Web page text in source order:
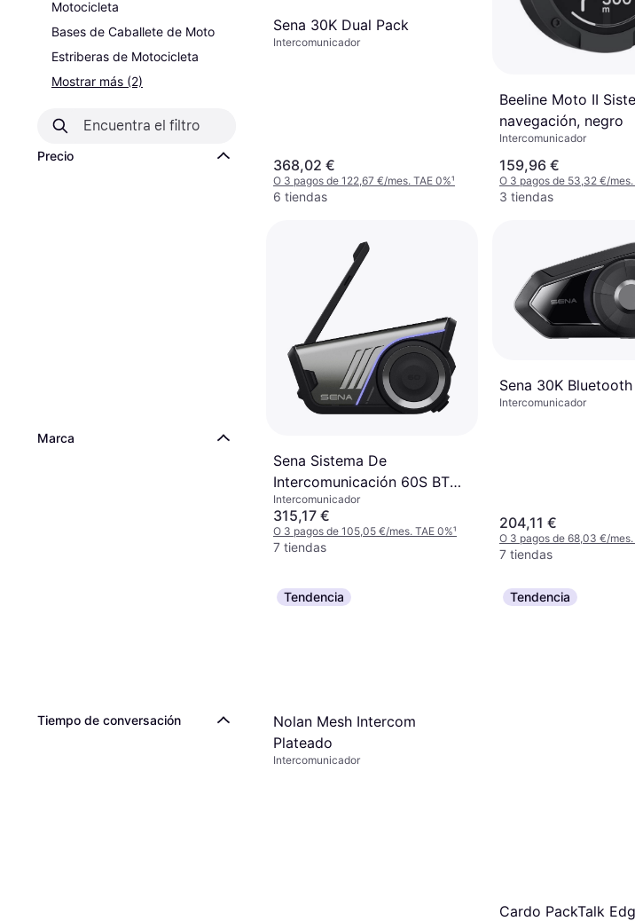
Motocicleta
Bases de Caballete de Moto
Estriberas de Motocicleta
Mostrar más (2)
Precio
Marca
Tiempo de conversación
Sena 30K Dual Pack
Intercomunicador
368,02 €
O 3 pagos de 122,67 €/mes. TAE 0%¹
6 tiendas
Beeline Moto II
navegación, negro
Intercomunicador
159,96 €
O 3 pagos de 53,32 €/mes.
3 tiendas
Sena Sistema De
Intercomunicación 60S BT
Mesh Pack - Negro
Intercomunicador
315,17 €
O 3 pagos de 105,05 €/mes. TAE 0%¹
7 tiendas
Sena 30K Bluetooth
Intercomunicador
204,11 €
O 3 pagos de 68,03 €/mes.
7 tiendas
Tendencia
Nolan Mesh Intercom
Plateado
Intercomunicador
Tendencia
Cardo PackTalk